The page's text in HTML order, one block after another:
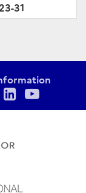
31
LinkedIn